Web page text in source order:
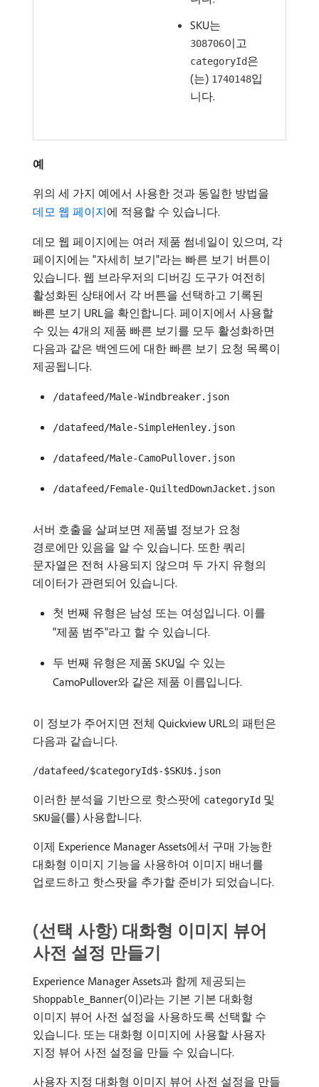
SKU는
308706이고
categoryId은
(는) 1740148입
니다.
예
위의 세 가지 예에서 사용한 것과 동일한 방법을
데모 웹 페이지에 적용할 수 있습니다.
데모 웹 페이지에는 여러 제품 썸네일이 있으며, 각
페이지에는 "자세히 보기"라는 빠른 보기 버튼이
있습니다. 웹 브라우저의 디버깅 도구가 여전히
활성화된 상태에서 각 버튼을 선택하고 기록된
빠른 보기 URL을 확인합니다. 페이지에서 사용할
수 있는 4개의 제품 빠른 보기를 모두 활성화하면
다음과 같은 백엔드에 대한 빠른 보기 요청 목록이
제공됩니다.
/datafeed/Male-Windbreaker.json
/datafeed/Male-SimpleHenley.json
/datafeed/Male-CamoPullover.json
/datafeed/Female-QuiltedDownJacket.json
서버 호출을 살펴보면 제품별 정보가 요청
경로에만 있음을 알 수 있습니다. 또한 쿼리
문자열은 전혀 사용되지 않으며 두 가지 유형의
데이터가 관련되어 있습니다.
첫 번째 유형은 남성 또는 여성입니다. 이를
"제품 범주"라고 할 수 있습니다.
두 번째 유형은 제품 SKU일 수 있는
CamoPullover와 같은 제품 이름입니다.
이 정보가 주어지면 전체 Quickview URL의 패턴은
다음과 같습니다.
/datafeed/$categoryId$-$SKU$.json
이러한 분석을 기반으로 핫스팟에 categoryId 및
SKU을(를) 사용합니다.
이제 Experience Manager Assets에서 구매 가능한
대화형 이미지 기능을 사용하여 이미지 배너를
업로드하고 핫스팟을 추가할 준비가 되었습니다.
(선택 사항) 대화형 이미지 뷰어
사전 설정 만들기
Experience Manager Assets과 함께 제공되는
Shoppable_Banner(이)라는 기본 기본 대화형
이미지 뷰어 사전 설정을 사용하도록 선택할 수
있습니다. 또는 대화형 이미지에 사용할 사용자
지정 뷰어 사전 설정을 만들 수 있습니다.
사용자 지정 대화형 이미지 뷰어 사전 설정을 만들